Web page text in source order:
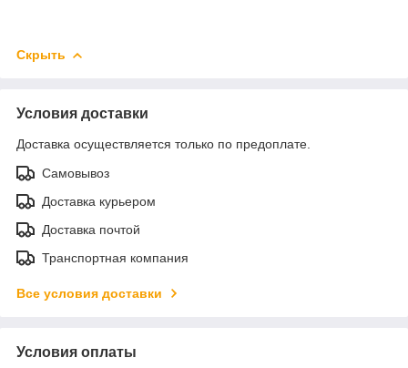
Скрыть
Условия доставки
Доставка осуществляется только по предоплате.
Самовывоз
Доставка курьером
Доставка почтой
Транспортная компания
Все условия доставки
Условия оплаты